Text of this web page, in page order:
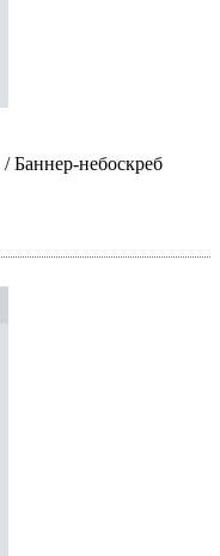
/ Баннер-небоскреб